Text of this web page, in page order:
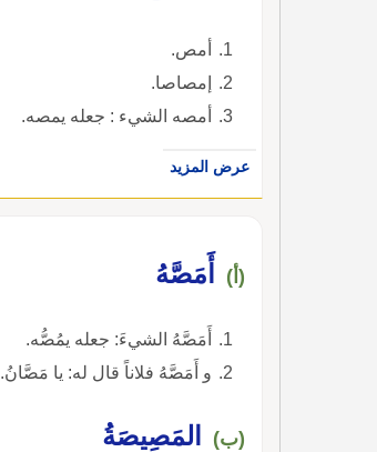
أمص.
إمصاصا.
أمصه الشيء : جعله يمصه.
عرض المزيد
(أ) أَمَصَّهُ
أَمَصَّهُ الشيءَ: جعله يمُصُّه.
و أَمَصَّهُ فلاناً قال له: يا مَصَّانُ.
(ب) المَصِيصَةُ